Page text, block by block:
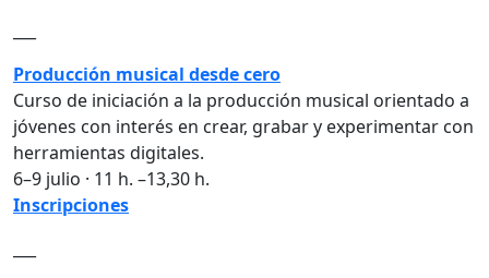
Producción musical desde cero
Curso de iniciación a la producción musical orientado a
jóvenes con interés en crear, grabar y experimentar con
herramientas digitales.
6–9 julio · 11 h. –13,30 h.
Inscripciones